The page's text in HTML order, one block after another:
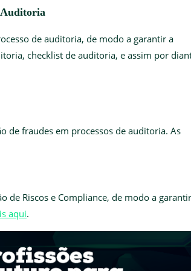
Auditoria
de auditoria, de modo a garantir a
checklist de auditoria, e assim por
de fraudes em processos de auditoria. As
de Riscos e Compliance, de modo a garantir
aqui.